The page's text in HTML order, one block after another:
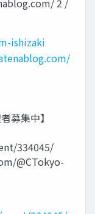
2 /
ishizaki
募集中】
334045/
@CTokyo-